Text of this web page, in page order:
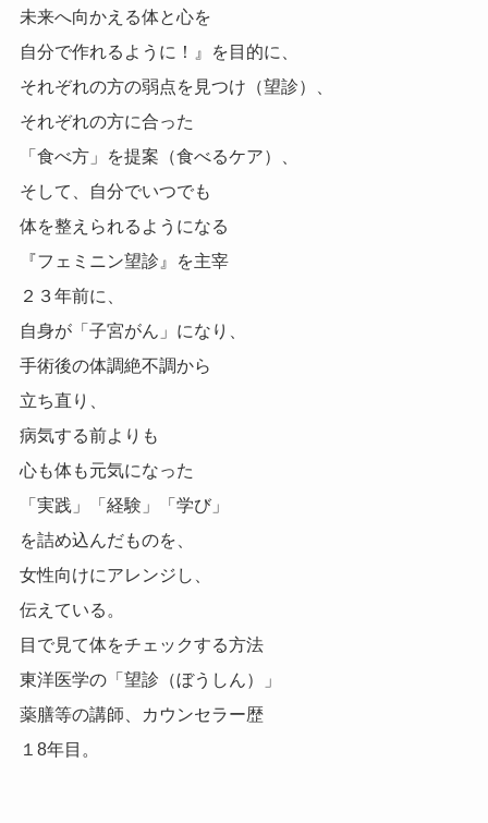
未来へ向かえる体と心を
自分で作れるように！』を目的に、
それぞれの方の弱点を見つけ（望診）、
それぞれの方に合った
「食べ方」を提案（食べるケア）、
そして、自分でいつでも
体を整えられるようになる
『フェミニン望診』を主宰
２３年前に、
自身が「子宮がん」になり、
手術後の体調絶不調から
立ち直り、
病気する前よりも
心も体も元気になった
「実践」「経験」「学び」
を詰め込んだものを、
女性向けにアレンジし、
伝えている。
目で見て体をチェックする方法
東洋医学の「望診（ぼうしん）」
薬膳等の講師、カウンセラー歴
１8年目。